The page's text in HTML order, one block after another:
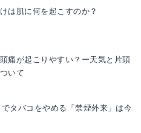
は肌に何を起こすのか？
痛が起こりやすい？ー天気と片頭
いて
でタバコをやめる「禁煙外来」は今